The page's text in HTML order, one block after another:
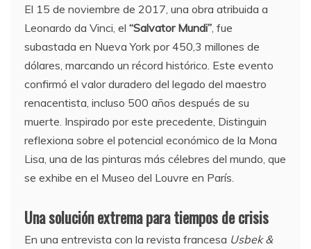
El 15 de noviembre de 2017, una obra atribuida a
Leonardo da Vinci, el “Salvator Mundi” , fue
subastada en Nueva York por 450,3 millones de
dólares, marcando un récord histórico. Este evento
confirmó el valor duradero del legado del maestro
renacentista, incluso 500 años después de su
muerte. Inspirado por este precedente, Distinguin
reflexiona sobre el potencial económico de la Mona
Lisa, una de las pinturas más célebres del mundo, que
se exhibe en el Museo del Louvre en París.
Una solución extrema para tiempos de crisis
En una entrevista con la revista francesa Usbek &